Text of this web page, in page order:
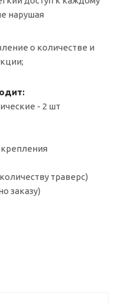
нарушая
о количестве и
- 2 шт
траверс)
заказу)